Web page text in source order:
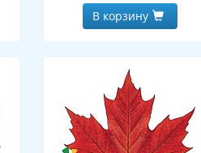
В корзину